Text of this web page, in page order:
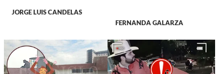
JORGE LUIS CANDELAS
FERNANDA GALARZA